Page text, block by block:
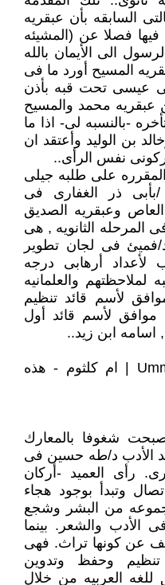
السابقه بأن عبقريه
فيها فصلا عن (المشيئه
الى الأيمان بالله
المسيح أورد ما فى
عيسى تحت قبه بأذن
عبقريه محمد والمسيح
-بالنسبه لى- اذا ما
بن الوليد وأعتقد ان
نفس الرأى..
على طلبه جيلى
ذر الغفارى فى
العاص وعبقريه الصديق
المرحله الثانويه , هى
فى لجان تطوير
لأعداد أرهابى درجه
لملاحظتهم والعلمانيه
لأسم قائد تنظيم
موافق لأسم قائد أول
ابن زيد..
Umm Kulthum - Hathehi Lailaty | ام كلثوم - هذه
شغوفا بالمعارك
الأدب د/طه حسين فى
رأى العميد -أركان
وتبدأ بوجود هجاء
من البشر وشجع
الأدب والشعر. بينما
عن كونها تراث. فهى
وحفظ وتدوين
للغه العربيه من خلال